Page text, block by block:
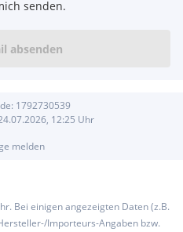
senden.
absenden
1792730539
12:25 Uhr
melden
Bei einigen angezeigten Daten (z.B.
Importeurs-Angaben bzw.